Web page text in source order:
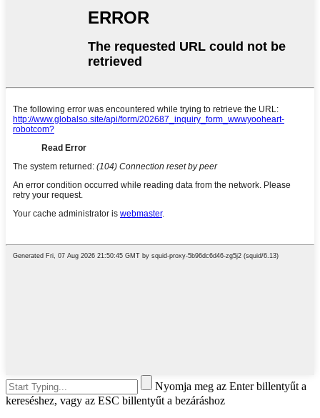
Nyomja meg az Enter billentyűt a
kereséshez, vagy az ESC billentyűt a bezáráshoz